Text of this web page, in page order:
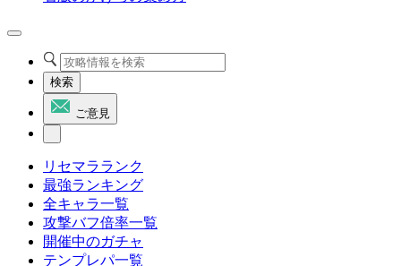
検索
ご意見
リセマラランク
最強ランキング
全キャラ一覧
攻撃バフ倍率一覧
開催中のガチャ
テンプレパ一覧